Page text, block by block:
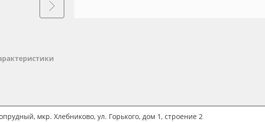
мкр. Хлебниково, ул. Горького, дом 1, строение 2